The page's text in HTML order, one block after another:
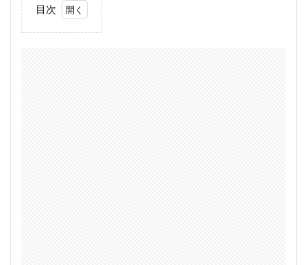
目次